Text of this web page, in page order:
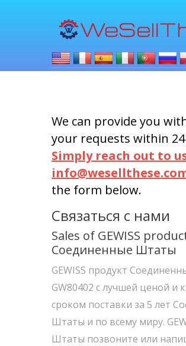
We can provide you
your requests within
Simply reach out to
the form below.
Связаться с нами
Sales of GEWISS
Соединенные Штаты
GEWISS продукт
GW80402 с лучшей ценой и
сроком поставки за 5 лет
Штаты и по всему миру.
Штаты позвоните или